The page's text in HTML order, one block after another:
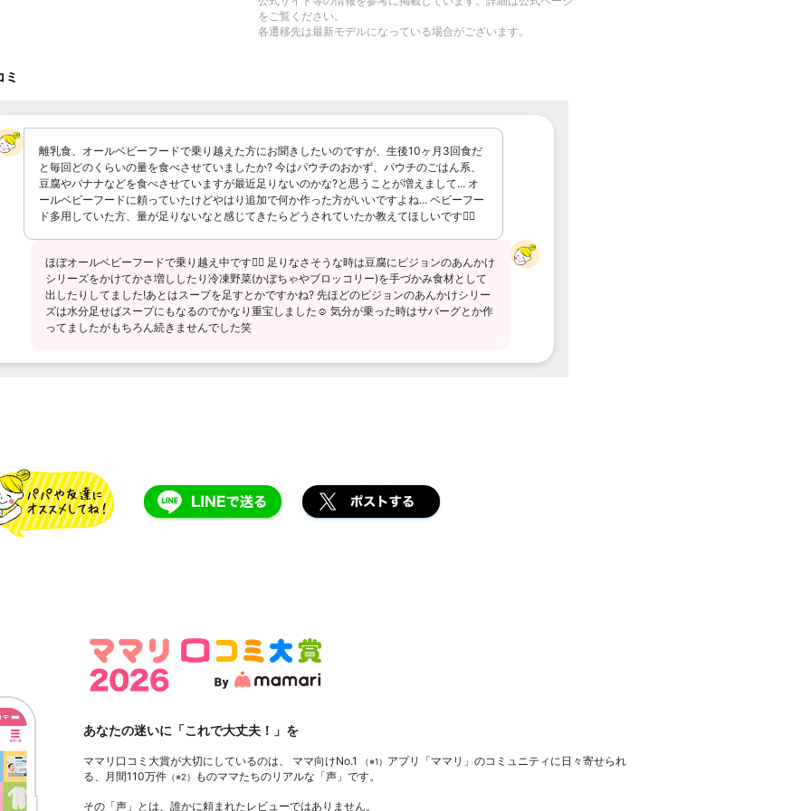
をご覧ください。
各遷移先は最新モデルになっている場合がございます。
ミ
離乳食、オールベビーフードで乗り越えた方にお聞きしたいのですが、生後10ヶ月3回食だ
と毎回どのくらいの量を食べさせていましたか? 今はパウチのおかず、パウチのごはん系、
豆腐やバナナなどを食べさせていますが最近足りないのかな?と思うことが増えまして... オ
ールベビーフードに頼っていたけどやはり追加で何か作った方がいいですよね... ベビーフー
ド多用していた方、量が足りないなと感じてきたらどうされていたか教えてほしいです🙇‍♀️
ほぼオールベビーフードで乗り越え中です🙋‍♀️ 足りなさそうな時は豆腐にピジョンのあんかけ
シリーズをかけてかさ増ししたり冷凍野菜(かぼちゃやブロッコリー)を手づかみ食材として
出したりしてました!あとはスープを足すとかですかね? 先ほどのピジョンのあんかけシリー
ズは水分足せばスープにもなるのでかなり重宝しました☺️ 気分が乗った時はサバーグとか作
ってましたがもちろん続きませんでした笑
あなたの迷いに「これで大丈夫！」を
ママリ口コミ大賞が大切にしているのは、 ママ向けNo.1 （※1） アプリ「ママリ」のコミュニティに日々寄せられ
る、月間110万件 （※2） ものママたちのリアルな「声」です。
その「声」とは、誰かに頼まれたレビューではありません。